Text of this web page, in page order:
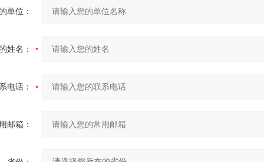
单位：
姓名：
电话：
邮箱：